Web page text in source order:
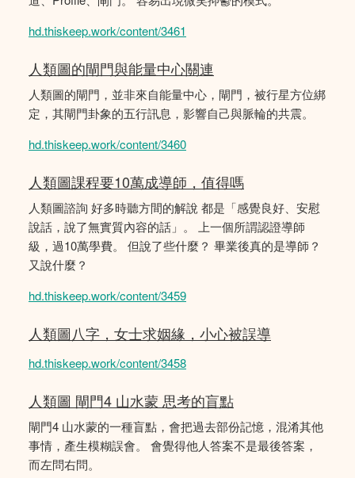
hd.thiskeep.work/content/3461
人類圖的閘門與能量中心關連
人類圖的閘門，並非來自能量中心，閘門，被行星方位綁
定，其閘門卦象的五行訊息，影響自己與脈輪的共震。
hd.thiskeep.work/content/3460
人類圖課程要10萬成導師，值得嗎
人類圖諮詢 好多時聽方間的解說 都是「感覺良好、安慰
說話，說了無實質內容的話」。 上一個所謂認證導師
級，過10萬學費。 但說了些什麼？ 畢業後真的是導師？
又說什麼？
hd.thiskeep.work/content/3459
人類圖八字，女士求姻緣，小心被誤導
hd.thiskeep.work/content/3458
人類圖 閘門4 山水蒙 思考的盲點
閘門4 山水蒙的一種盲點，會把過去部份記憶，混淆其他
事情，產生模糊誤會。 會覺得他人答案不是最後答案，
而左問右問。